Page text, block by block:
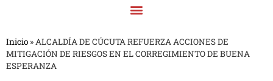
Inicio » ALCALDÍA DE CÚCUTA REFUERZA ACCIONES DE
MITIGACIÓN DE RIESGOS EN EL CORREGIMIENTO DE BUENA
ESPERANZA